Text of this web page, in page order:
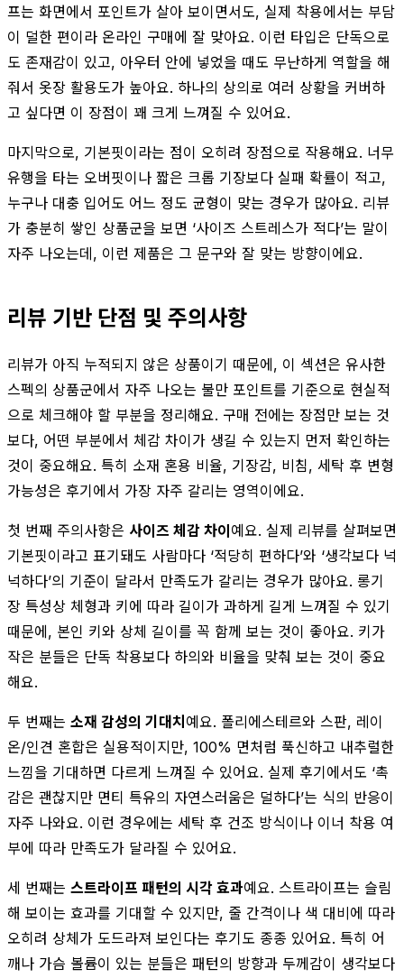
프는 화면에서 포인트가 살아 보이면서도, 실제 착용에서는 부담
이 덜한 편이라 온라인 구매에 잘 맞아요. 이런 타입은 단독으로
도 존재감이 있고, 아우터 안에 넣었을 때도 무난하게 역할을 해
줘서 옷장 활용도가 높아요. 하나의 상의로 여러 상황을 커버하
고 싶다면 이 장점이 꽤 크게 느껴질 수 있어요.
마지막으로, 기본핏이라는 점이 오히려 장점으로 작용해요. 너무
유행을 타는 오버핏이나 짧은 크롭 기장보다 실패 확률이 적고,
누구나 대충 입어도 어느 정도 균형이 맞는 경우가 많아요. 리뷰
가 충분히 쌓인 상품군을 보면 ‘사이즈 스트레스가 적다’는 말이
자주 나오는데, 이런 제품은 그 문구와 잘 맞는 방향이에요.
리뷰 기반 단점 및 주의사항
리뷰가 아직 누적되지 않은 상품이기 때문에, 이 섹션은 유사한
스펙의 상품군에서 자주 나오는 불만 포인트를 기준으로 현실적
으로 체크해야 할 부분을 정리해요. 구매 전에는 장점만 보는 것
보다, 어떤 부분에서 체감 차이가 생길 수 있는지 먼저 확인하는
것이 중요해요. 특히 소재 혼용 비율, 기장감, 비침, 세탁 후 변형
가능성은 후기에서 가장 자주 갈리는 영역이에요.
첫 번째 주의사항은 사이즈 체감 차이예요. 실제 리뷰를 살펴보면
기본핏이라고 표기돼도 사람마다 ‘적당히 편하다’와 ‘생각보다 넉
넉하다’의 기준이 달라서 만족도가 갈리는 경우가 많아요. 롱기
장 특성상 체형과 키에 따라 길이가 과하게 길게 느껴질 수 있기
때문에, 본인 키와 상체 길이를 꼭 함께 보는 것이 좋아요. 키가
작은 분들은 단독 착용보다 하의와 비율을 맞춰 보는 것이 중요
해요.
두 번째는 소재 감성의 기대치예요. 폴리에스테르와 스판, 레이
온/인견 혼합은 실용적이지만, 100% 면처럼 푹신하고 내추럴한
느낌을 기대하면 다르게 느껴질 수 있어요. 실제 후기에서도 ‘촉
감은 괜찮지만 면티 특유의 자연스러움은 덜하다’는 식의 반응이
자주 나와요. 이런 경우에는 세탁 후 건조 방식이나 이너 착용 여
부에 따라 만족도가 달라질 수 있어요.
세 번째는 스트라이프 패턴의 시각 효과예요. 스트라이프는 슬림
해 보이는 효과를 기대할 수 있지만, 줄 간격이나 색 대비에 따라
오히려 상체가 도드라져 보인다는 후기도 종종 있어요. 특히 어
깨나 가슴 볼륨이 있는 분들은 패턴의 방향과 두께감이 생각보다